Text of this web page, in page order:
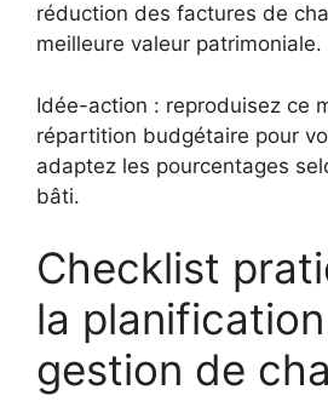
réduction des factures de
meilleure valeur patrimoniale.
Idée-action : reproduisez ce
répartition budgétaire pour
adaptez les pourcentages
bâti.
Checklist
la
gestion de